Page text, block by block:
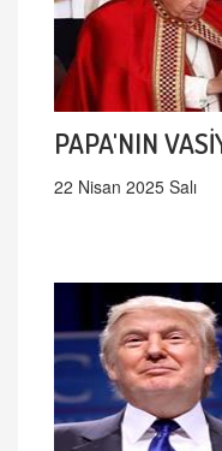
PAPA'NIN
22 Nisan 2025 Salı